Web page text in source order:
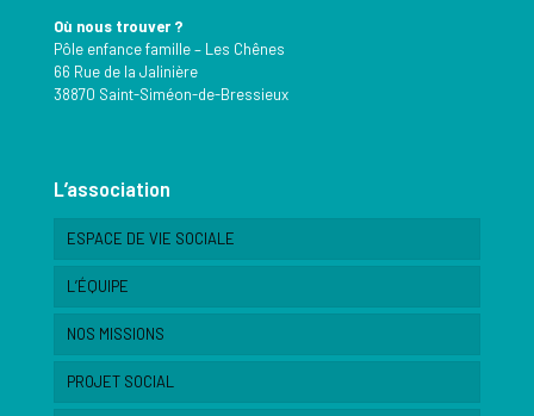
Où nous trouver ?
Pôle enfance famille – Les Chênes
66 Rue de la Jalinière
38870 Saint-Siméon-de-Bressieux
L’association
ESPACE DE VIE SOCIALE
L’ÉQUIPE
NOS MISSIONS
PROJET SOCIAL